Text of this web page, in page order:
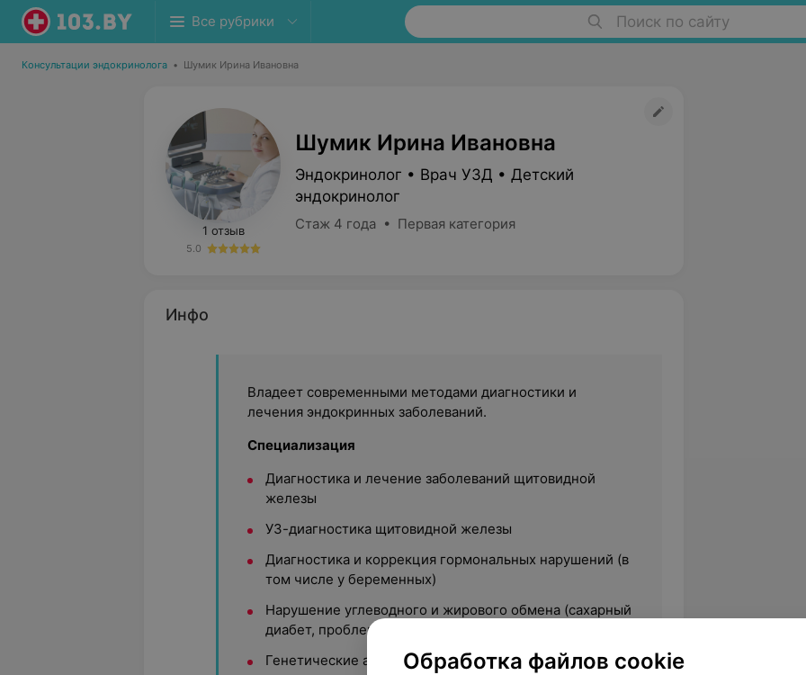
Все рубрики Поиск по сайту
Консультации эндокринолога • Шумик Ирина Ивановна
1 отзыв
5.0
Шумик Ирина Ивановна
Эндокринолог • Врач УЗД • Детский
эндокринолог
Стаж 4 года • Первая категория
Инфо
Владеет современными методами диагностики и
лечения эндокринных заболеваний.
Специализация
Диагностика и лечение заболеваний щитовидной
железы
УЗ-диагностика щитовидной железы
Диагностика и коррекция гормональных нарушений (в
том числе у беременных)
Нарушение углеводного и жирового обмена (сахарный
диабет, проблема веса и т.д.)
Генетические аспекты в детской эндокринологии
Обработка файлов cookie